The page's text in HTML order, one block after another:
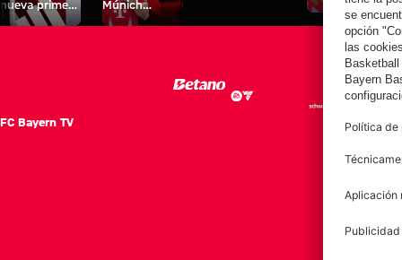
nueva primera
equipación
Múnich
Tarjetas de
personal para
FC Bayern TV
FC
Equipo
Afición